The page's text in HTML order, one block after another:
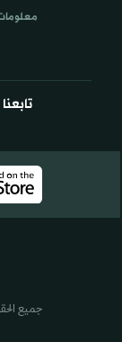
تابعنا
جميع